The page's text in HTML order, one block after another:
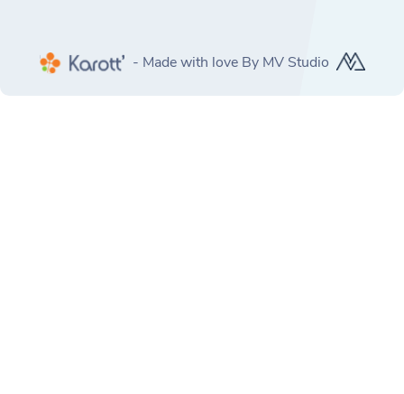
- Made with love By MV Studio